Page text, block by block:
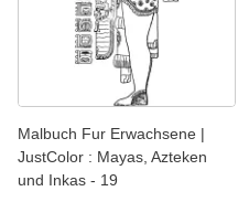
Malbuch Fur Erwachsene |
JustColor : Mayas, Azteken
und Inkas - 19